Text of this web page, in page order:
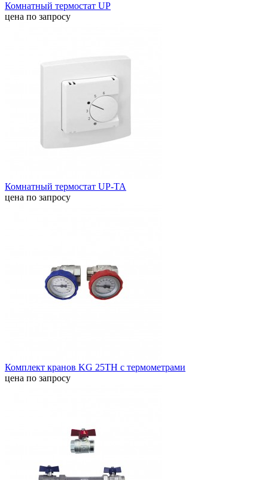
Комнатный термостат UP
цена по запросу
Комнатный термостат UP-TA
цена по запросу
Комплект кранов KG 25TH с термометрами
цена по запросу